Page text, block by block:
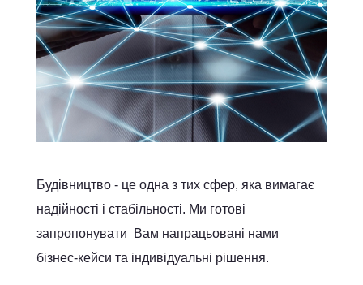
Будівництво - це одна з тих сфер, яка вимагає
надійності і стабільності. Ми готові
запропонувати Вам напрацьовані нами
бізнес-кейси та індивідуальні рішення.